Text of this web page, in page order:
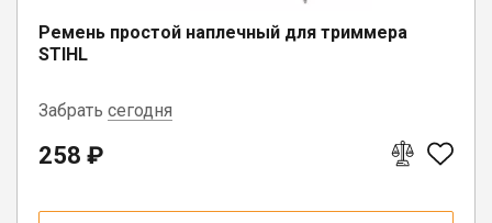
Ремень простой наплечный для триммера
STIHL
Забрать сегодня
г. Вологда, ул. Саммера, д. 23
258 ₽